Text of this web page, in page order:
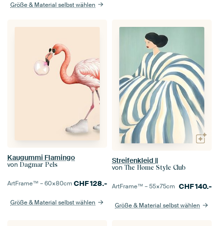
Größe & Material selbst wählen
Kaugummi Flamingo
von Dagmar Pels
ArtFrame™ –60×80cm CHF128.-
Größe & Material selbst wählen
Streifenkleid ||
von The Home Style Club
ArtFrame™ –55×75cm CHF140.-
Größe & Material selbst wählen